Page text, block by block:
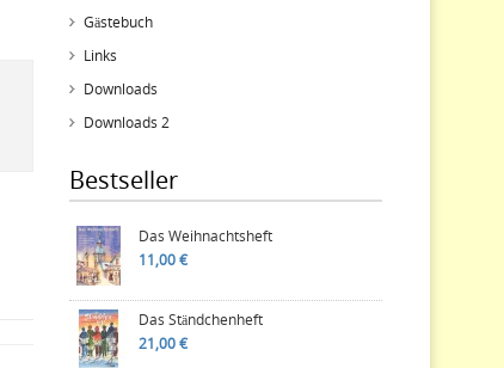
Gästebuch
Links
Downloads
Downloads 2
Bestseller
Das Weihnachtsheft
11,00 €
Das Ständchenheft
21,00 €